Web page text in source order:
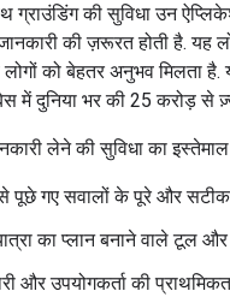
की सुविधा उन
की ज़रूरत होती है. यह
को बेहतर अनुभव मिलता
में दुनिया भर की 25 करोड़ से
लेने की सुविधा का
पूछे गए सवालों के पूरे और सटीक
का प्लान बनाने वाले टूल और
और उपयोगकर्ता की